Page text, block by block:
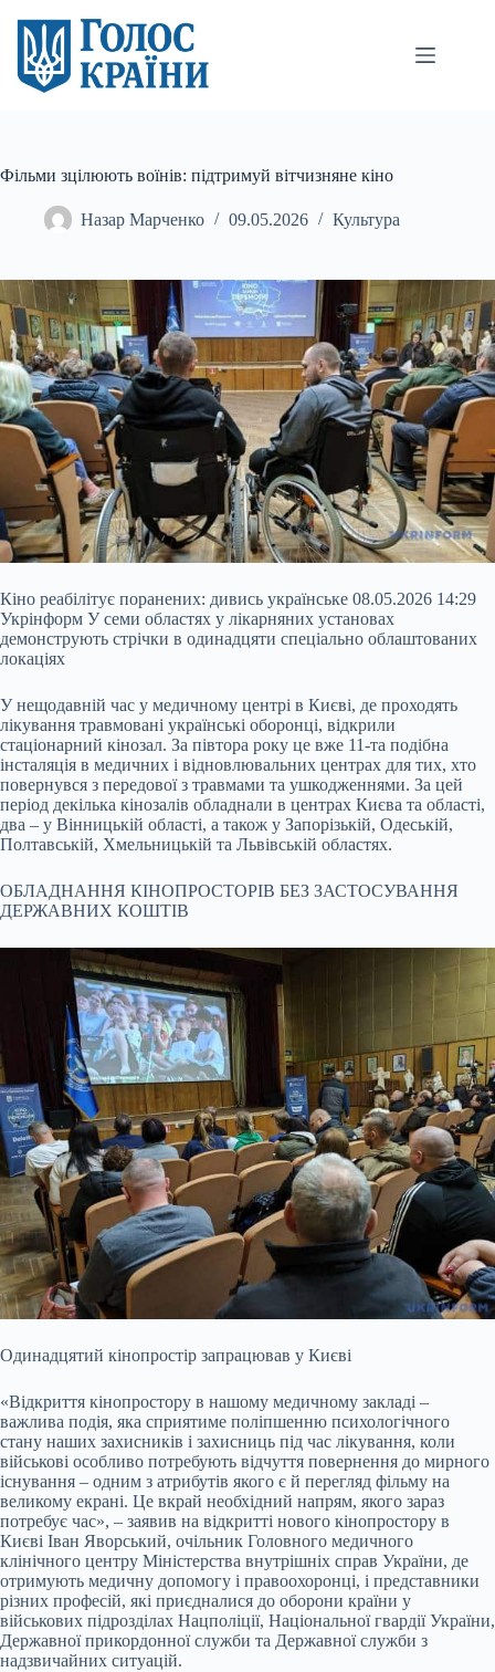
вмісту
Фільми зцілюють воїнів: підтримуй вітчизняне кіно
Назар Марченко 09.05.2026 Культура
Кіно реабілітує поранених: дивись українське 08.05.2026 14:29
Укрінформ У семи областях у лікарняних установах
демонструють стрічки в одинадцяти спеціально облаштованих
локаціях
У нещодавній час у медичному центрі в Києві, де проходять
лікування травмовані українські оборонці, відкрили
стаціонарний кінозал. За півтора року це вже 11-та подібна
інсталяція в медичних і відновлювальних центрах для тих, хто
повернувся з передової з травмами та ушкодженнями. За цей
період декілька кінозалів обладнали в центрах Києва та області,
два – у Вінницькій області, а також у Запорізькій, Одеській,
Полтавській, Хмельницькій та Львівській областях.
ОБЛАДНАННЯ КІНОПРОСТОРІВ БЕЗ ЗАСТОСУВАННЯ
ДЕРЖАВНИХ КОШТІВ
Одинадцятий кінопростір запрацював у Києві
«Відкриття кінопростору в нашому медичному закладі –
важлива подія, яка сприятиме поліпшенню психологічного
стану наших захисників і захисниць під час лікування, коли
військові особливо потребують відчуття повернення до мирного
існування – одним з атрибутів якого є й перегляд фільму на
великому екрані. Це вкрай необхідний напрям, якого зараз
потребує час», – заявив на відкритті нового кінопростору в
Києві Іван Яворський, очільник Головного медичного
клінічного центру Міністерства внутрішніх справ України, де
отримують медичну допомогу і правоохоронці, і представники
різних професій, які приєдналися до оборони країни у
військових підрозділах Нацполіції, Національної гвардії України,
Державної прикордонної служби та Державної служби з
надзвичайних ситуацій.